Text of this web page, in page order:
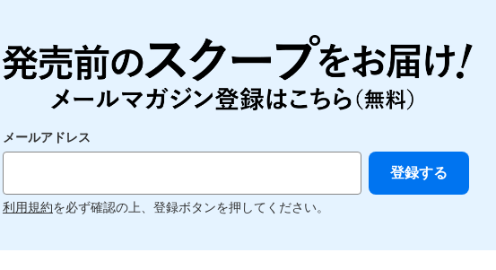
メールアドレス
利用規約を必ず確認の上、登録ボタンを押してください。